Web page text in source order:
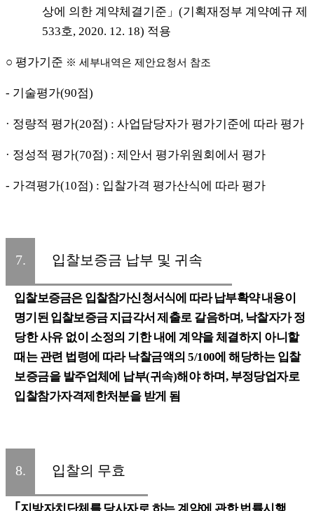
상에 의한 계약체결기준 」(기획재정부 계약예규 제
533호, 2020. 12. 18) 적용
○ 평가기준 ※ 세부내역은 제안요청서 참조
- 기술평가(90점)
· 정량적 평가(20점) : 사업담당자가 평가기준에 따라 평가
· 정성적 평가(70점) : 제안서 평가위원회에서 평가
- 가격평가(10점) : 입찰가격 평가산식에 따라 평가
7. 입찰보증금 납부 및 귀속
입찰보증금은 입찰참가신청서식에 따라 납부확약 내용이
명기된 입찰보증금 지급각서제출로 갈음하며, 낙찰자가 정
당한 사유 없이 소정의 기한 내에 계약을 체결하지 아니할
때는 관련 법령에 따라 낙찰금액의5/100에 해당하는 입찰
보증금을 발주업체에 납부(귀속)해야 하며, 부정당업자로
입찰참가자격제한처분을 받게 됨
8. 입찰의 무효